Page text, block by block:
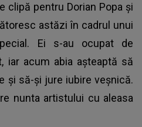
clipă pentru Dorian Popa și
astăzi în cadrul unui
Ei s-au ocupat de
iar acum abia așteaptă să
și să-și jure iubire veșnică.
nunta artistului cu aleasa